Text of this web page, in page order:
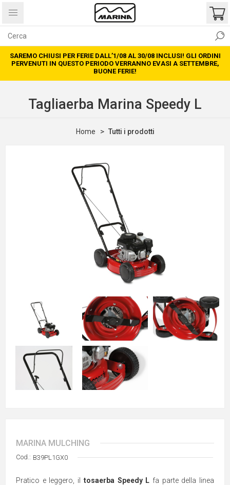
SAREMO CHIUSI PER FERIE DALL’1/08 AL 30/08 INCLUSI! GLI ORDINI
PERVENUTI IN QUESTO PERIODO VERRANNO EVASI A SETTEMBRE,
BUONE FERIE!
Tagliaerba Marina Speedy L
Home Tutti i prodotti
MARINA MULCHING
Cod.: B39PL1GX0
Pratico e leggero, il tosaerba Speedy L fa parte della linea